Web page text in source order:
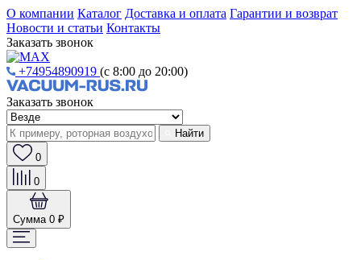
О компании Каталог Доставка и оплата Гарантии и возврат
Новости и статьи Контакты
Заказать звонок
+74954890919 (с 8:00 до 20:00)
Заказать звонок
Найти
0
0
Сумма 0 ₽